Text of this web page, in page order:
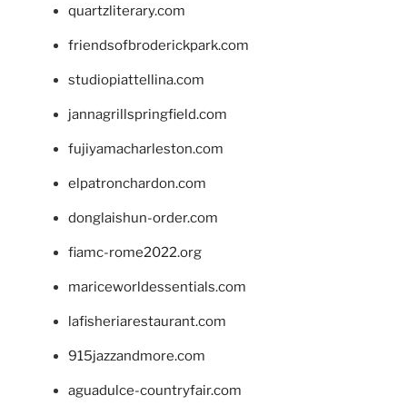
quartzliterary.com
friendsofbroderickpark.com
studiopiattellina.com
jannagrillspringfield.com
fujiyamacharleston.com
elpatronchardon.com
donglaishun-order.com
fiamc-rome2022.org
mariceworldessentials.com
lafisheriarestaurant.com
915jazzandmore.com
aguadulce-countryfair.com